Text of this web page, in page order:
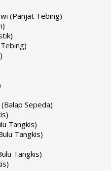
(Panjat Tebing)
Sepeda)
Tangkis)
Tangkis)
Tangkis)